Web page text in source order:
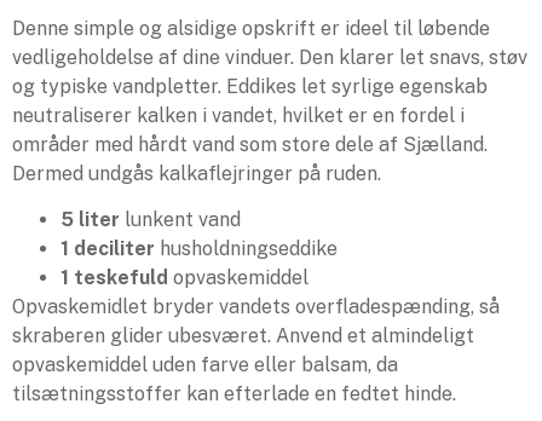
Denne simple og alsidige opskrift er ideel til løbende
vedligeholdelse af dine vinduer. Den klarer let snavs, støv
og typiske vandpletter. Eddikes let syrlige egenskab
neutraliserer kalken i vandet, hvilket er en fordel i
områder med hårdt vand som store dele af Sjælland.
Dermed undgås kalkaflejringer på ruden.
5 liter lunkent vand
1 deciliter husholdningseddike
1 teskefuld opvaskemiddel
Opvaskemidlet bryder vandets overfladespænding, så
skraberen glider ubesværet. Anvend et almindeligt
opvaskemiddel uden farve eller balsam, da
tilsætningsstoffer kan efterlade en fedtet hinde.